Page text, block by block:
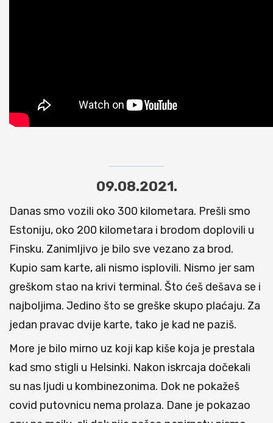
09.08.2021.
Danas smo vozili oko 300 kilometara. Prešli smo
Estoniju, oko 200 kilometara i brodom doplovili u
Finsku. Zanimljivo je bilo sve vezano za brod.
Kupio sam karte, ali nismo isplovili. Nismo jer sam
greškom stao na krivi terminal. Što ćeš dešava se i
najboljima. Jedino što se greške skupo plaćaju. Za
jedan pravac dvije karte, tako je kad ne paziš.
More je bilo mirno uz koji kap kiše koja je prestala
kad smo stigli u Helsinki. Nakon iskrcaja dočekali
su nas ljudi u kombinezonima. Dok ne pokažeš
covid putovnicu nema prolaza. Dane je pokazao